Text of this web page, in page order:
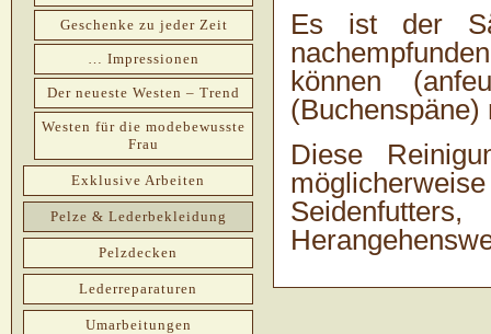
Es ist der
können
(Buchenspäne)
Diese
Geschenke zu jeder Zeit
… Impressionen
Der neueste Westen – Trend
Westen für die modebewusste
Frau
Exklusive Arbeiten
Pelze & Lederbekleidung
Pelzdecken
Lederreparaturen
Umarbeitungen